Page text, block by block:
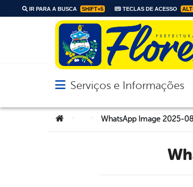
IR PARA A BUSCA SHIFT+5 TECLAS DE ACESSO
Abrir menu principal de navegação
Serviços e Informações
Você está aqui:WhatsApp Image 2025-